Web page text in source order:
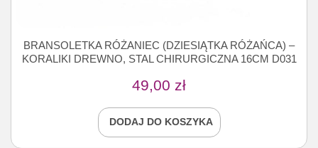
BRANSOLETKA RÓŻANIEC (DZIESIĄTKA RÓŻAŃCA) –
KORALIKI DREWNO, STAL CHIRURGICZNA 16CM D031
49,00 zł
DODAJ DO KOSZYKA